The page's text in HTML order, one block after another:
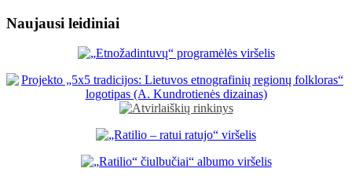
Naujausi leidiniai